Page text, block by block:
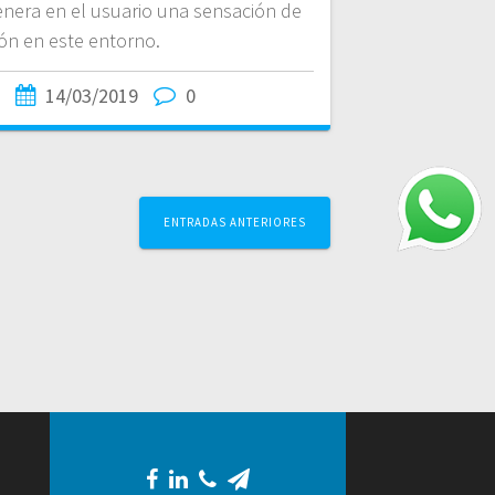
en el usuario una sensación de
en este entorno.
14/03/2019 0
ENTRADAS ANTERIORES